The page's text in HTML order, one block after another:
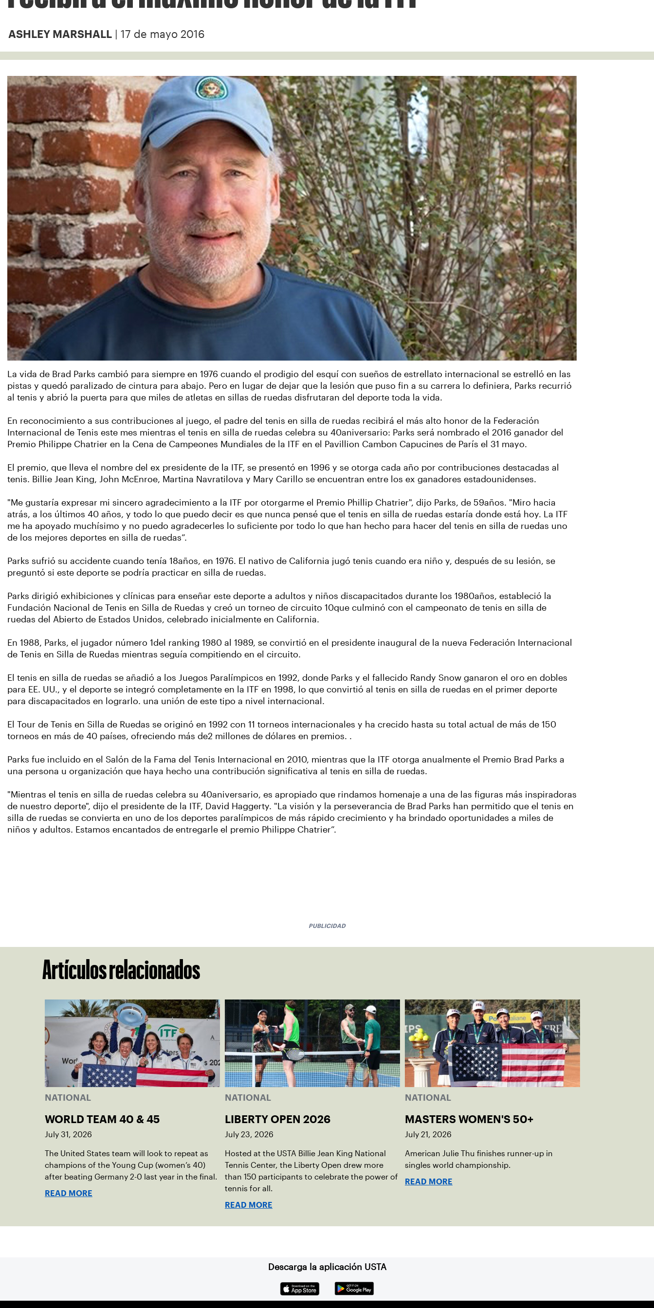
ASHLEY MARSHALL | 17 de mayo 2016
La vida de Brad Parks cambió para siempre en 1976 cuando el prodigio del esquí con sueños de estrellato internacional se estrelló en las
pistas y quedó paralizado de cintura para abajo. Pero en lugar de dejar que la lesión que puso fin a su carrera lo definiera, Parks recurrió
al tenis y abrió la puerta para que miles de atletas en sillas de ruedas disfrutaran del deporte toda la vida.
En reconocimiento a sus contribuciones al juego, el padre del tenis en silla de ruedas recibirá el más alto honor de la Federación
Internacional de Tenis este mes mientras el tenis en silla de ruedas celebra su 40aniversario: Parks será nombrado el 2016 ganador del
Premio Philippe Chatrier en la Cena de Campeones Mundiales de la ITF en el Pavillion Cambon Capucines de París el 31 mayo.
El premio, que lleva el nombre del ex presidente de la ITF, se presentó en 1996 y se otorga cada año por contribuciones destacadas al
tenis. Billie Jean King, John McEnroe, Martina Navratilova y Mary Carillo se encuentran entre los ex ganadores estadounidenses.
"Me gustaría expresar mi sincero agradecimiento a la ITF por otorgarme el Premio Phillip Chatrier", dijo Parks, de 59años. "Miro hacia
atrás, a los últimos 40 años, y todo lo que puedo decir es que nunca pensé que el tenis en silla de ruedas estaría donde está hoy. La ITF
me ha apoyado muchísimo y no puedo agradecerles lo suficiente por todo lo que han hecho para hacer del tenis en silla de ruedas uno
de los mejores deportes en silla de ruedas”.
Parks sufrió su accidente cuando tenía 18años, en 1976. El nativo de California jugó tenis cuando era niño y, después de su lesión, se
preguntó si este deporte se podría practicar en silla de ruedas.
Parks dirigió exhibiciones y clínicas para enseñar este deporte a adultos y niños discapacitados durante los 1980años, estableció la
Fundación Nacional de Tenis en Silla de Ruedas y creó un torneo de circuito 10que culminó con el campeonato de tenis en silla de
ruedas del Abierto de Estados Unidos, celebrado inicialmente en California.
En 1988, Parks, el jugador número 1del ranking 1980 al 1989, se convirtió en el presidente inaugural de la nueva Federación Internacional
de Tenis en Silla de Ruedas mientras seguía compitiendo en el circuito.
El tenis en silla de ruedas se añadió a los Juegos Paralímpicos en 1992, donde Parks y el fallecido Randy Snow ganaron el oro en dobles
para EE. UU., y el deporte se integró completamente en la ITF en 1998, lo que convirtió al tenis en silla de ruedas en el primer deporte
para discapacitados en lograrlo. una unión de este tipo a nivel internacional.
El Tour de Tenis en Silla de Ruedas se originó en 1992 con 11 torneos internacionales y ha crecido hasta su total actual de más de 150
torneos en más de 40 países, ofreciendo más de2 millones de dólares en premios. .
Parks fue incluido en el Salón de la Fama del Tenis Internacional en 2010, mientras que la ITF otorga anualmente el Premio Brad Parks a
una persona u organización que haya hecho una contribución significativa al tenis en silla de ruedas.
"Mientras el tenis en silla de ruedas celebra su 40aniversario, es apropiado que rindamos homenaje a una de las figuras más inspiradoras
de nuestro deporte", dijo el presidente de la ITF, David Haggerty. "La visión y la perseverancia de Brad Parks han permitido que el tenis en
silla de ruedas se convierta en uno de los deportes paralímpicos de más rápido crecimiento y ha brindado oportunidades a miles de
niños y adultos. Estamos encantados de entregarle el premio Philippe Chatrier”.
PUBLICIDAD
Artículos relacionados
NATIONAL
WORLD TEAM 40 & 45
July 31, 2026
The United States team will look to repeat as
champions of the Young Cup (women’s 40)
after beating Germany 2-0 last year in the final.
READ MORE
NATIONAL
LIBERTY OPEN 2026
July 23, 2026
Hosted at the USTA Billie Jean King National
Tennis Center, the Liberty Open drew more
than 150 participants to celebrate the power of
tennis for all.
READ MORE
NATIONAL
MASTERS WOMEN'S 50+
July 21, 2026
American Julie Thu finishes runner-up in
singles world championship.
READ MORE
Descarga la aplicación USTA